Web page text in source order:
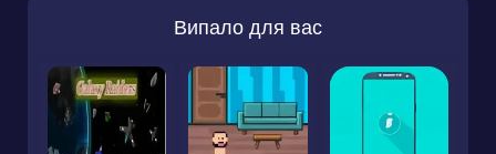
Випало для вас